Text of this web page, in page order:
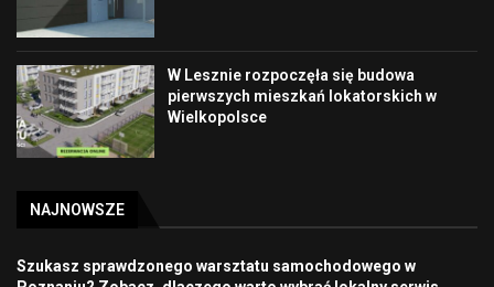
W Lesznie rozpoczęła się budowa
pierwszych mieszkań lokatorskich w
Wielkopolsce
NAJNOWSZE
Szukasz sprawdzonego warsztatu samochodowego w